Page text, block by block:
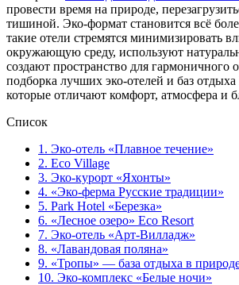
провести время на природе,
тишиной. Эко-формат становится всё
такие отели стремятся минимизировать
окружающую среду, используют
создают пространство для
подборка лучших эко-отелей и баз
которые отличают комфорт, атмосфера и
Список
1. Эко-отель «Плавное течение»
2. Eco Village
3. Эко-курорт «Яхонты»
4. «Эко-ферма Русские традиции»
5. Park Hotel «Березка»
6. «Лесное озеро» Eco Resort
7. Эко-отель «Арт-Вилладж»
8. «Лавандовая поляна»
9. «Тропы» — база отдыха в
10. Эко-комплекс «Белые ночи»